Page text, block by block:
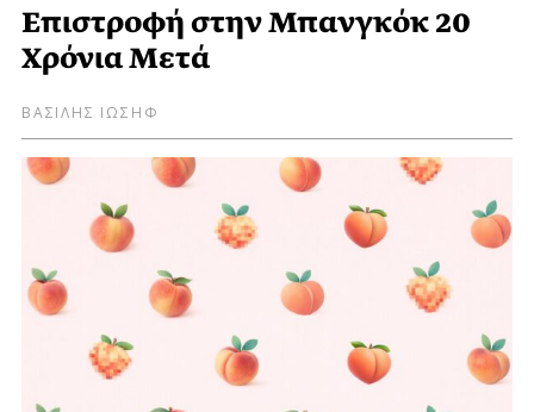
Επιστροφή στην Μπανγκόκ 20
Χρόνια Μετά
ΒΑΣΙΛΗΣ ΙΩΣΗΦ